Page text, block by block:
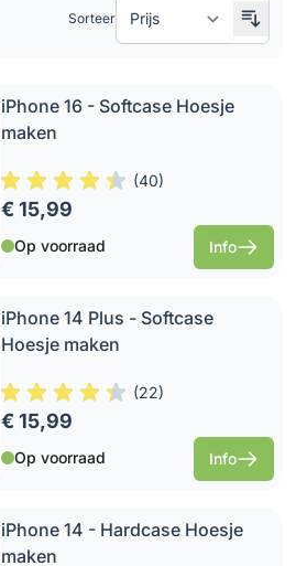
Sorteer
iPhone 16 - Softcase Hoesje
maken
(40)
€ 15,99
Op voorraad Info
iPhone 14 Plus - Softcase
Hoesje maken
(22)
€ 15,99
Op voorraad Info
iPhone 14 - Hardcase Hoesje
maken